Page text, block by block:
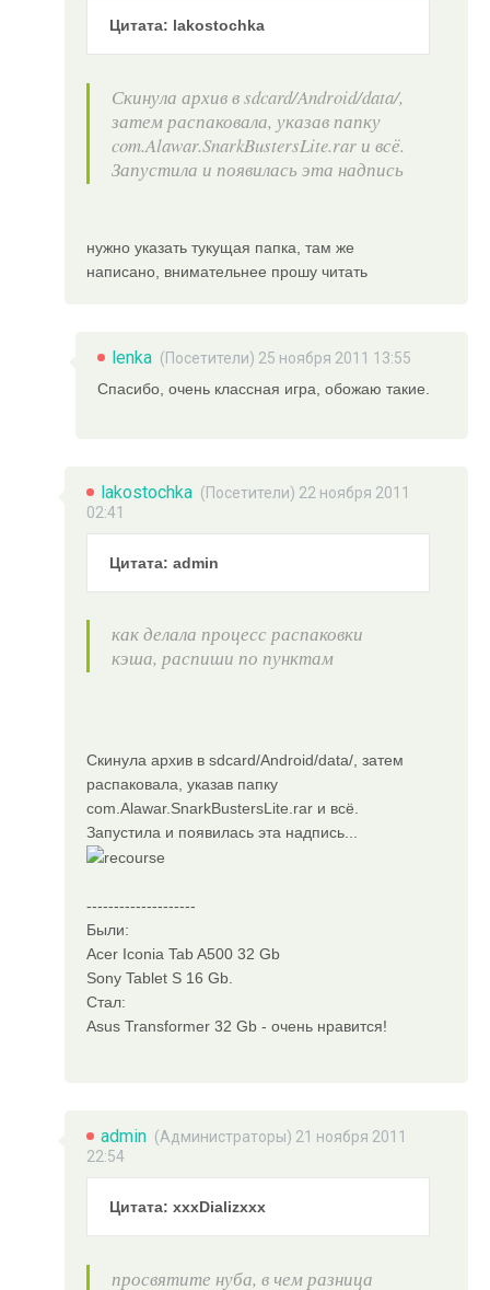
Цитата: lakostochka
Скинула архив в sdcard/Android/data/,
затем распаковала, указав папку
com.Alawar.SnarkBustersLite.rar и всё.
Запустила и появилась эта надпись
нужно указать тукущая папка, там же
написано, внимательнее прошу читать
lenka (Посетители) 25 ноября 2011 13:55
Спасибо, очень классная игра, обожаю такие.
lakostochka (Посетители) 22 ноября 2011
02:41
Цитата: admin
как делала процесс распаковки
кэша, распиши по пунктам
Скинула архив в sdcard/Android/data/, затем
распаковала, указав папку
com.Alawar.SnarkBustersLite.rar и всё.
Запустила и появилась эта надпись...
--------------------
Были:
Acer Iconia Tab A500 32 Gb
Sony Tablet S 16 Gb.
Стал:
Asus Transformer 32 Gb - очень нравится!
admin (Администраторы) 21 ноября 2011
22:54
Цитата: xxxDializxxx
просвятите нуба, в чем разница